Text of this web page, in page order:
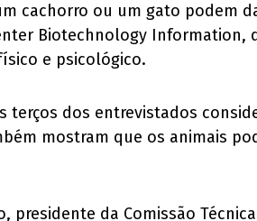
cachorro ou um gato podem
Biotechnology Information,
e psicológico.
dos entrevistados
mostram que os animais
presidente da Comissão